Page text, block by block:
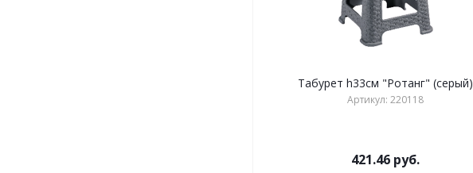
Табурет h33см "Ротанг" (серый)
Артикул: 220118
421.46 руб.